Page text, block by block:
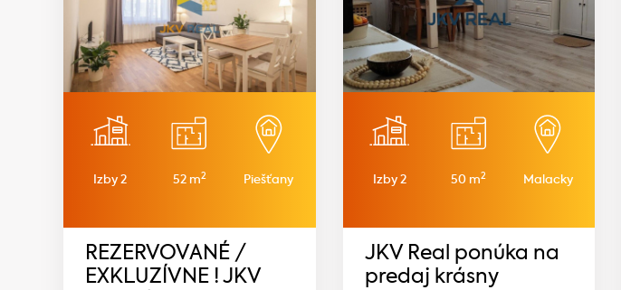
Izby 2 52 m2 Piešťany
REZERVOVANÉ /
EXKLUZÍVNE ! JKV
Izby 2 50 m2 Malacky
JKV Real ponúka na
predaj krásny